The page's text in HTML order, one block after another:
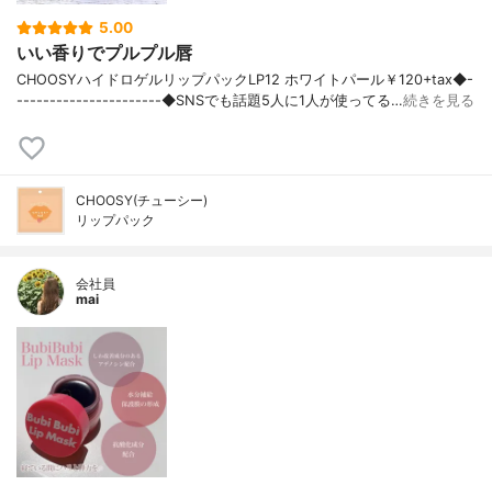
5.00
いい香りでプルプル唇
CHOOSYハイドロゲルリップパックLP12 ホワイトパール￥120+tax◆-
----------------------◆SNSでも話題5人に1人が使ってる…続きを見る
CHOOSY(チューシー)
リップパック
会社員
mai